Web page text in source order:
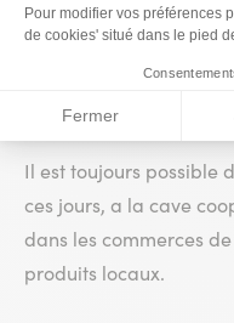
dimanches de 10h à
Nous vendons aussi
planches a découper.
Il est toujours possible
ces jours, a la cave
dans les commerces
produits locaux.